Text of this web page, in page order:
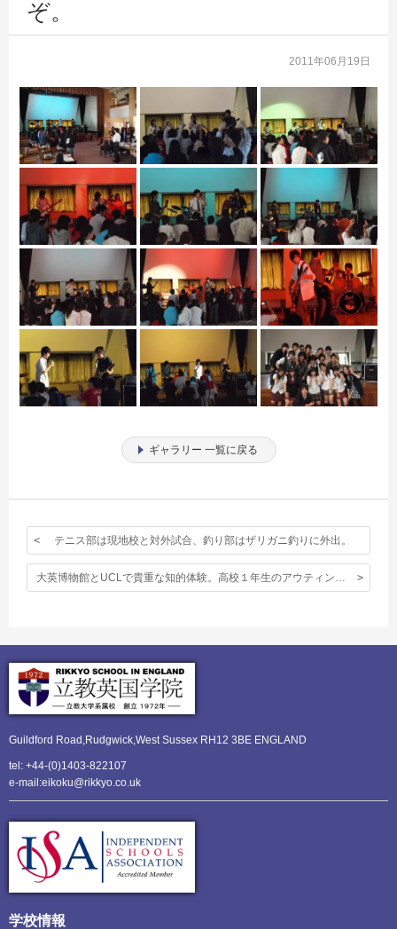
ぞ。
2011年06月19日
ギャラリー 一覧に戻る
テニス部は現地校と対外試合、釣り部はザリガニ釣りに外出。
大英博物館とUCLで貴重な知的体験。高校１年生のアウティング写真です。
Guildford Road,Rudgwick,West Sussex RH12 3BE ENGLAND
tel: +44-(0)1403-822107
e-mail:eikoku@rikkyo.co.uk
学校情報